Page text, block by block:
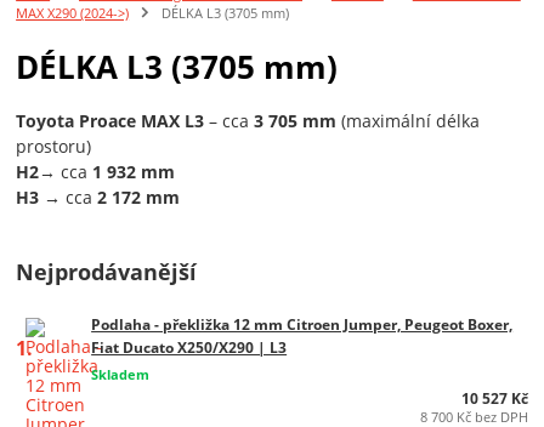
MAX X290 (2024->)
DÉLKA L3 (3705 mm)
DÉLKA L3 (3705 mm)
Toyota Proace MAX L3– cca3 705 mm (maximální délka
prostoru)
H2→ cca 1 932 mm
H3 →cca2 172 mm
Nejprodávanější
1.
Podlaha - překližka 12 mm Citroen Jumper, Peugeot Boxer,
Fiat Ducato X250/X290 | L3
Skladem
10 527 Kč
8 700 Kč bez DPH